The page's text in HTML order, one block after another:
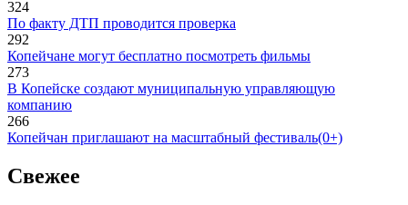
324
По факту ДТП проводится проверка
292
Копейчане могут бесплатно посмотреть фильмы
273
В Копейске создают муниципальную управляющую
компанию
266
Копейчан приглашают на масштабный фестиваль(0+)
Свежее